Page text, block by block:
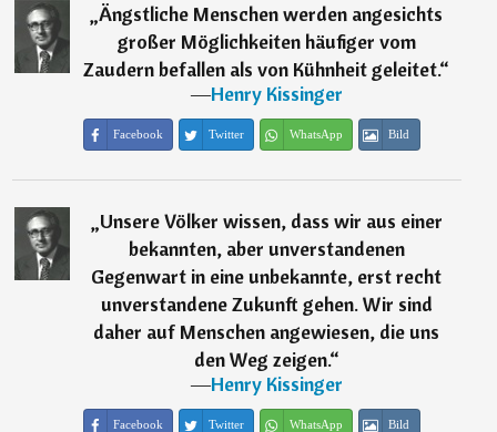
„Ängstliche Menschen werden angesichts
großer Möglichkeiten häufiger vom
Zaudern befallen als von Kühnheit geleitet.“
―Henry Kissinger
Facebook Twitter WhatsApp Bild
„Unsere Völker wissen, dass wir aus einer
bekannten, aber unverstandenen
Gegenwart in eine unbekannte, erst recht
unverstandene Zukunft gehen. Wir sind
daher auf Menschen angewiesen, die uns
den Weg zeigen.“
―Henry Kissinger
Facebook Twitter WhatsApp Bild